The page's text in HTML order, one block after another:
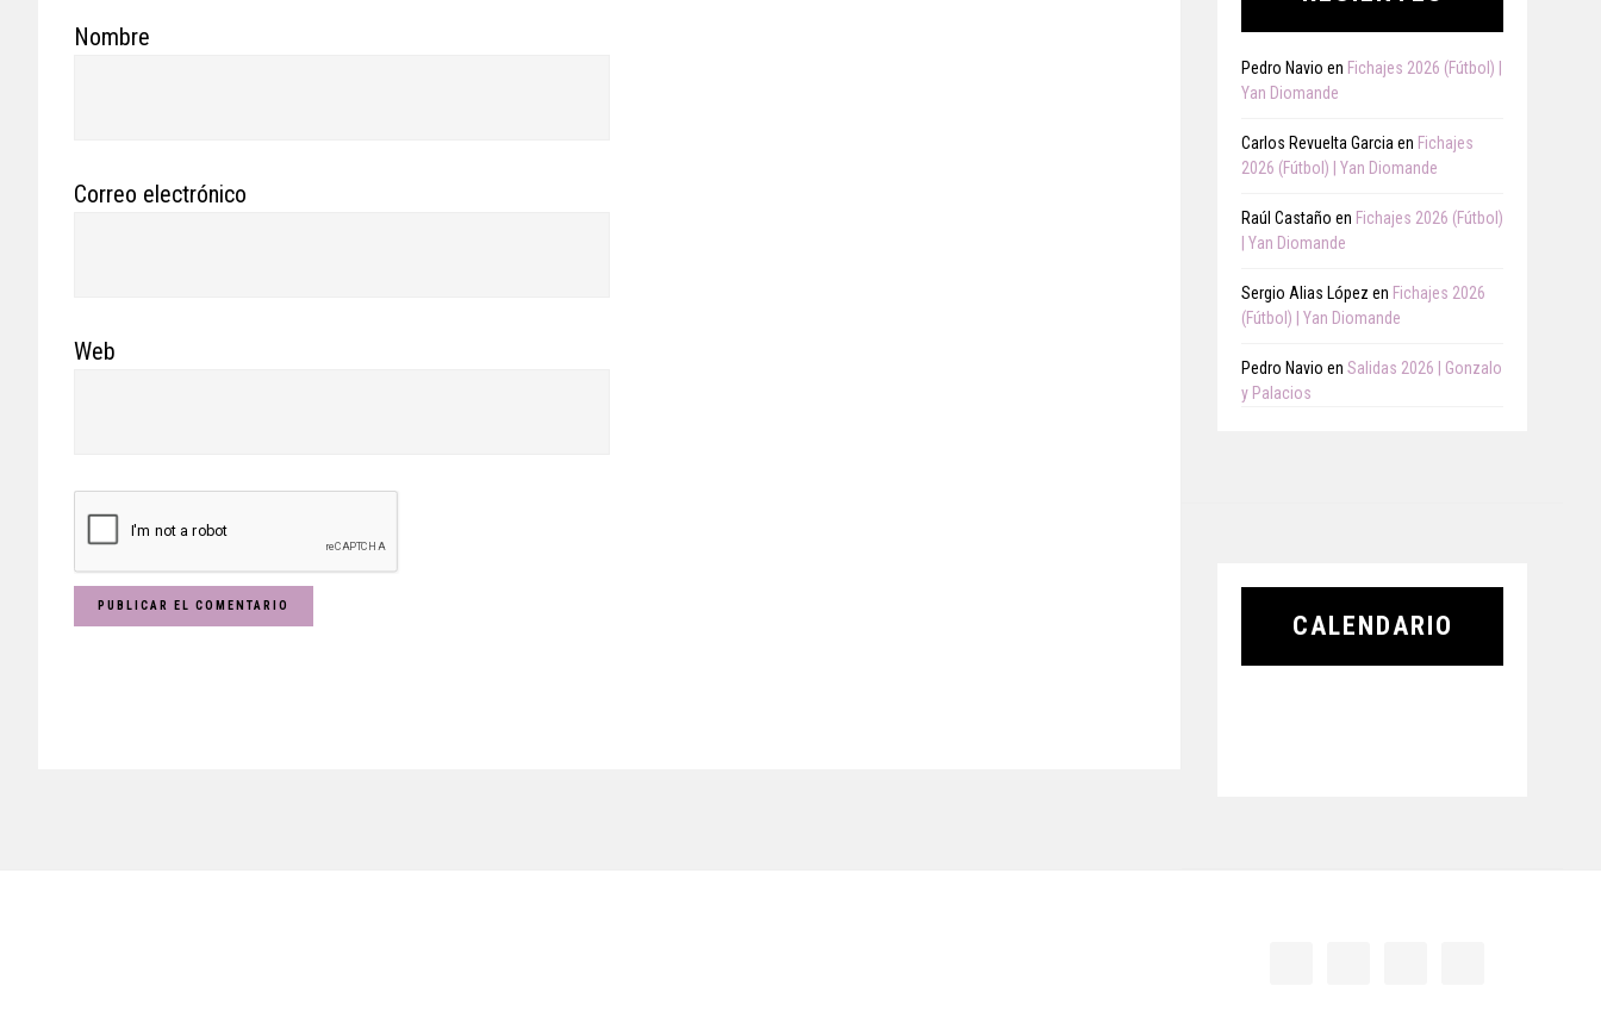
Nombre
Correo electrónico
Web
Pedro Navio en Fichajes 2026 (Fútbol) |
Yan Diomande
Carlos Revuelta Garcia en Fichajes
2026 (Fútbol) | Yan Diomande
Raúl Castaño en Fichajes 2026 (Fútbol)
| Yan Diomande
Sergio Alias López en Fichajes 2026
(Fútbol) | Yan Diomande
Pedro Navio en Salidas 2026 | Gonzalo
y Palacios
CALENDARIO